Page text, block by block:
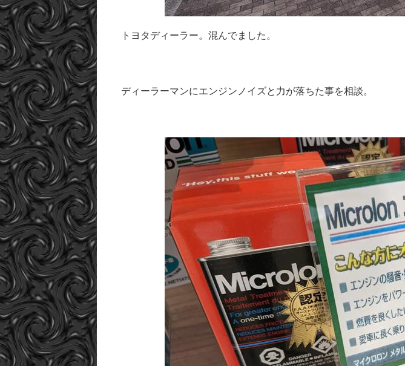
トヨタディーラー。混んでました。
ディーラーマンにエンジンノイズと力が落ちた事を相談。